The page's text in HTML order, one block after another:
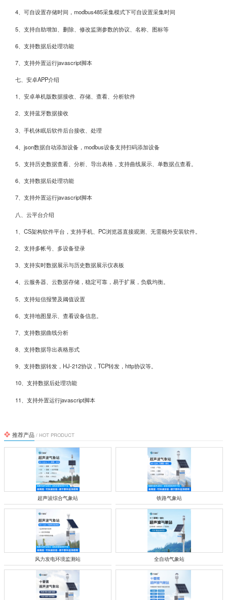
2.原理为发射连续变频超声波信号，通过测量相对相位来
检测风速风向
3.风速、风向、温度、湿度、气压、光照、光学雨量七要
4.标配GPRS、蓝牙、485转USB三种传输方式
4、可自设置存储时间，modbus485采集模式下可自设置采集时间
5、支持自助增加、删除、修改监测参数的协议、名称、图标等
6、支持数据后处理功能
7、支持外置运行javascript脚本
七、安卓APP介绍
1、安卓单机版数据接收、存储、查看、分析软件
2、支持蓝牙数据接收
3、手机休眠后软件后台接收、处理
4、json数据自动添加设备，modbus设备支持扫码添加设备
5、支持历史数据查看、分析、导出表格，支持曲线展示、单数据点查看。
6、支持数据后处理功能
7、支持外置运行javascript脚本
八、云平台介绍
1、CS架构软件平台，支持手机、PC浏览器直接观测、无需额外安装软件。
2、支持多帐号、多设备登录
3、支持实时数据展示与历史数据展示仪表板
4、云服务器、云数据存储，稳定可靠，易于扩展，负载均衡。
5、支持短信报警及阈值设置
6、支持地图显示、查看设备信息。
7、支持数据曲线分析
8、支持数据导出表格形式
9、支持数据转发，HJ-212协议，TCP转发，http协议等。
10、支持数据后处理功能
11、支持外置运行javascript脚本
推荐产品 / HOT PRODUCT
超声波综合气象站 铁路气象站
风力发电环境监测站 全自动气象站